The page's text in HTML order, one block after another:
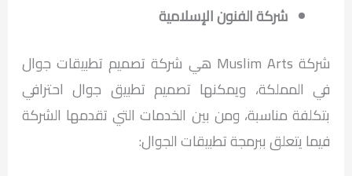
شركة الفنون الإسلامية
شركة Muslim Arts هي شركة تصميم تطبيقات جوال
في المملكة، ويمكنها تصميم تطبيق جوال احترافي
بتكلفة مناسبة، ومن بين الخدمات التي تقدمها الشركة
فيما يتعلق ببرمجة تطبيقات الجوال: